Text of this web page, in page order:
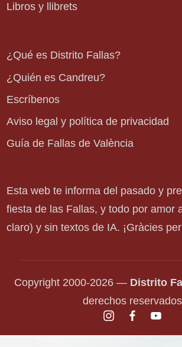
Libros y llibrets
¿Qué es Distrito Fallas?
¿Quién es Candreu?
Escríbenos
Aviso legal y política de privacidad
Guía de Fallas de València
Esta web te informa del pasado y
fiesta de las Fallas, y todo por amor
claro) y sin textos de IA. ¡Gràcies
Copyright 2000-2026 — Distrito
derechos reservados
instagram.com